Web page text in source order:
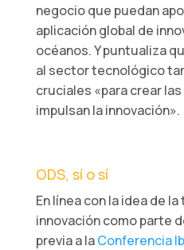
negocio que puedan
aplicación global de
océanos. Y puntualiza
al sector tecnológico
cruciales «para crear
impulsan la innovación».
ODS, sí o sí
En línea con la idea de
innovación como parte
previa a laConferencia